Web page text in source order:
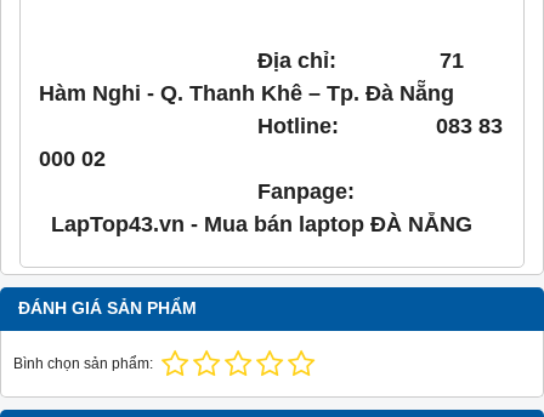
Địa chỉ: 71
Hàm Nghi - Q. Thanh Khê – Tp. Đà Nẵng
Hotline: 083 83
000 02
Fanpage:
LapTop43.vn - Mua bán laptop ĐÀ NẴNG
ĐÁNH GIÁ SẢN PHẨM
Bình chọn sản phẩm: